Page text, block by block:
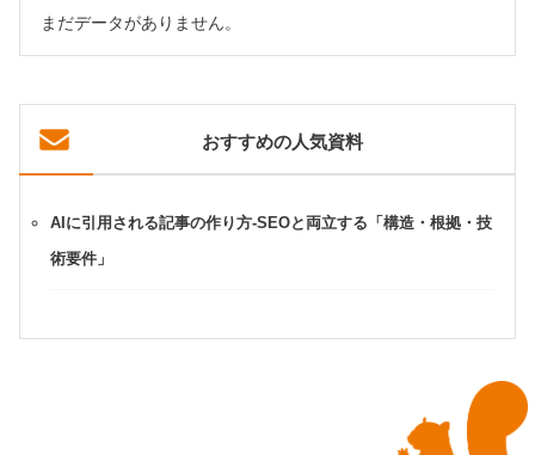
まだデータがありません。
おすすめの人気資料
AIに引用される記事の作り方-SEOと両立する「構造・根拠・技
術要件」